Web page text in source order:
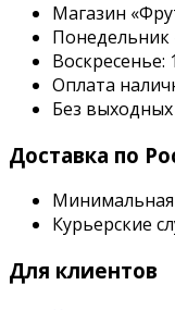
Магазин
Понедельник
Воскресенье:
Оплата
Без выходных
Доставка по
Минимальная
Курьерские
Для клиентов